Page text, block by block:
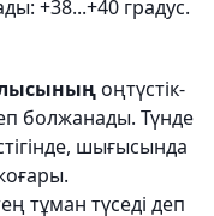
+38...+40 градус.
оңтүстік-
болжанады. Түнде
шығысында
тұман түседі деп